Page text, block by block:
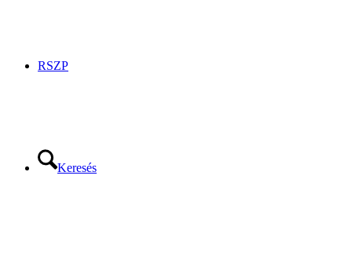
RSZP
Keresés